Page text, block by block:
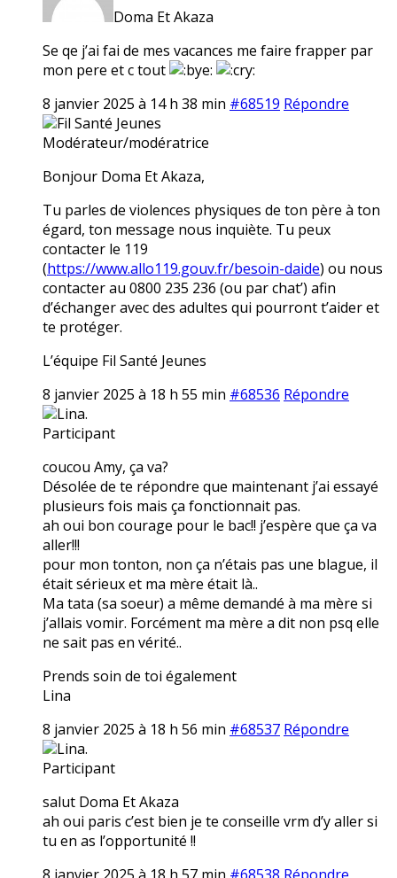
Doma Et Akaza
Se qe j’ai fai de mes vacances me faire frapper par
mon pere et c tout
8 janvier 2025 à 14 h 38 min #68519 Répondre
Fil Santé Jeunes
Modérateur/modératrice
Bonjour Doma Et Akaza,
Tu parles de violences physiques de ton père à ton
égard, ton message nous inquiète. Tu peux
contacter le 119
(https://www.allo119.gouv.fr/besoin-daide) ou nous
contacter au 0800 235 236 (ou par chat’) afin
d’échanger avec des adultes qui pourront t’aider et
te protéger.
L’équipe Fil Santé Jeunes
8 janvier 2025 à 18 h 55 min #68536 Répondre
Lina.
Participant
coucou Amy, ça va?
Désolée de te répondre que maintenant j’ai essayé
plusieurs fois mais ça fonctionnait pas.
ah oui bon courage pour le bac!! j’espère que ça va
aller!!!
pour mon tonton, non ça n’étais pas une blague, il
était sérieux et ma mère était là..
Ma tata (sa soeur) a même demandé à ma mère si
j’allais vomir. Forcément ma mère a dit non psq elle
ne sait pas en vérité..
Prends soin de toi également
Lina
8 janvier 2025 à 18 h 56 min #68537 Répondre
Lina.
Participant
salut Doma Et Akaza
ah oui paris c’est bien je te conseille vrm d’y aller si
tu en as l’opportunité !!